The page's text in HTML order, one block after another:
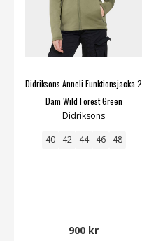
Didriksons Anneli Funktionsjacka 2
Dam Wild Forest Green
Didriksons
40 42 44 46 48
900 kr